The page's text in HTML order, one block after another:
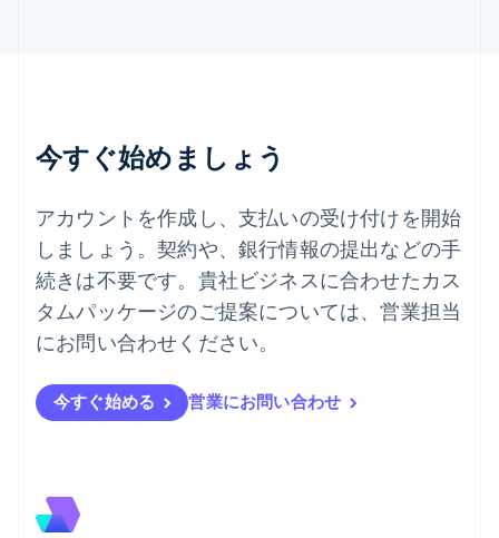
今すぐ始めましょう
アカウントを作成し、支払いの受け付けを開始
しましょう。契約や、銀行情報の提出などの手
続きは不要です。貴社ビジネスに合わせたカス
タムパッケージのご提案については、営業担当
にお問い合わせください。
今すぐ始める 営業にお問い合わせ
デンマーク
ドイツ
ニュージーランド
English
ノルウェー
English
ハンガリー
フィンランド
EnglishSvenska
Français
ブルガリア